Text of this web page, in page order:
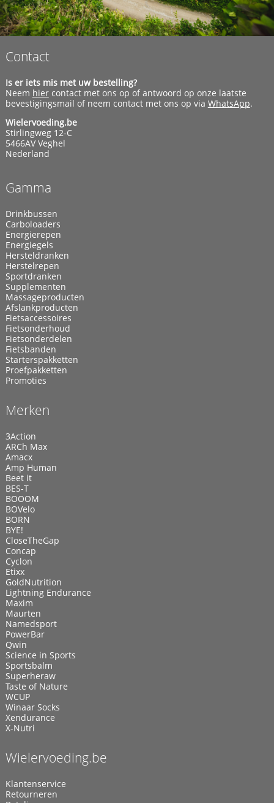
Contact
Is er iets mis met uw bestelling?
Neem hiercontact met ons op of antwoord op onze laatste
bevestigingsmail of neem contact met ons op via WhatsApp.
Wielervoeding.be
Stirlingweg 12-C
5466AV Veghel
Nederland
Gamma
Drinkbussen
Carboloaders
Energierepen
Energiegels
Hersteldranken
Herstelrepen
Sportdranken
Supplementen
Massageproducten
Afslankproducten
Fietsaccessoires
Fietsonderhoud
Fietsonderdelen
Fietsbanden
Starterspakketten
Proefpakketten
Promoties
Merken
3Action
ARCh Max
Amacx
Amp Human
Beet it
BES-T
BOOOM
BOVelo
BORN
BYE!
CloseTheGap
Concap
Cyclon
Etixx
GoldNutrition
Lightning Endurance
Maxim
Maurten
Namedsport
PowerBar
Qwin
Science in Sports
Sportsbalm
Superheraw
Taste of Nature
WCUP
Winaar Socks
Xendurance
X-Nutri
Wielervoeding.be
Klantenservice
Retourneren